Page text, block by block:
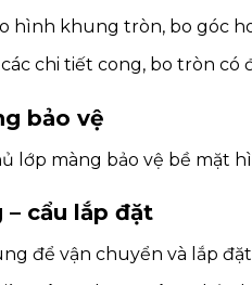
hình khung tròn, bo góc
các chi tiết cong, bo tròn
bảo vệ
lớp màng bảo vệ bề mặt
cẩu lắp đặt
để vận chuyển và lắp